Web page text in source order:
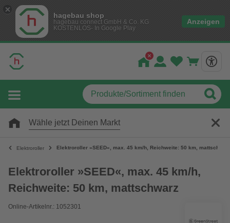
hagebau shop
hagebau connect GmbH & Co. KG
KOSTENLOS- In Google Play
Anzeigen
Wähle jetzt Deinen Markt
Elektroroller Elektroroller »SEED«, max. 45 km/h, Reichweite: 50 km,
Elektroroller »SEED«, max. 45 km/h,
Reichweite: 50 km, mattschwarz
Online-Artikelnr.: 1052301